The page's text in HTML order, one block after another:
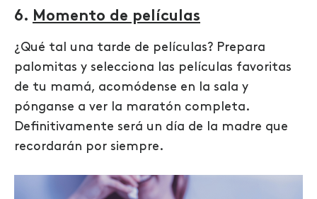
6. Momento de películas
¿Qué tal una tarde de películas? Prepara
palomitas y selecciona las películas favoritas
de tu mamá, acomódense en la sala y
pónganse a ver la maratón completa.
Definitivamente será un día de la madre que
recordarán por siempre.